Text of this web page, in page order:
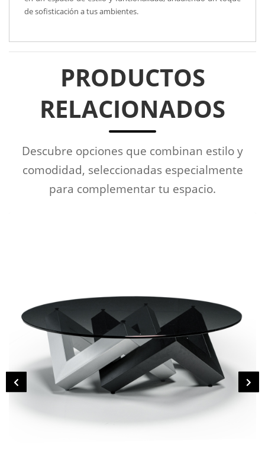
de sofisticación a tus ambientes.
PRODUCTOS
RELACIONADOS
Descubre opciones que combinan estilo y
comodidad, seleccionadas especialmente
para complementar tu espacio.